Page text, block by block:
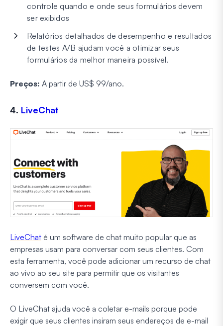
controle quando e onde seus formulários devem
ser exibidos
Relatórios detalhados de desempenho e resultados
de testes A/B ajudam você a otimizar seus
formulários da melhor maneira possível.
Preços: A partir de US$ 99/ano.
4. LiveChat
LiveChat é um software de chat muito popular que as
empresas usam para conversar com seus clientes. Com
esta ferramenta, você pode adicionar um recurso de chat
ao vivo ao seu site para permitir que os visitantes
conversem com você.
O LiveChat ajuda você a coletar e-mails porque pode
exigir que seus clientes insiram seus endereços de e-mail